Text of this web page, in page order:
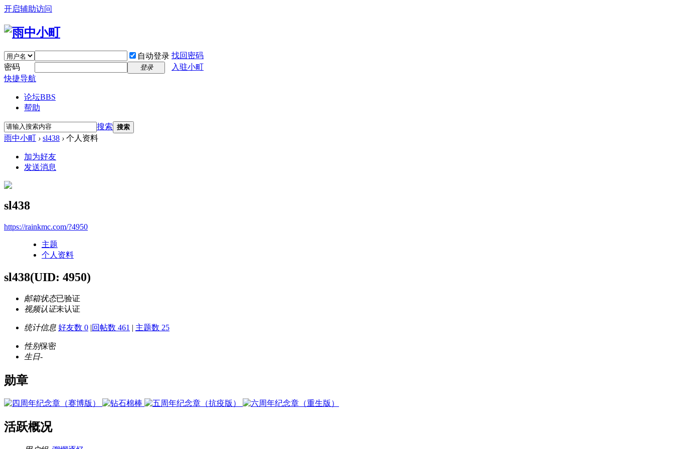
开启辅助访问
自动登录 找回密码
密码
登录
入驻小町
快捷导航
论坛BBS
帮助
搜索 搜索
雨中小町 › sl438 › 个人资料
加为好友
发送消息
sl438
https://rainkmc.com/?4950
主题
个人资料
sl438(UID: 4950)
邮箱状态已验证
视频认证未认证
统计信息 好友数 0 |回帖数 461 | 主题数 25
性别保密
生日-
勋章
活跃概况